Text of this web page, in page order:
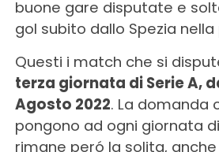
buone gare disputate e
gol subito dallo Spezia
Questi i match che si
terza giornata di Serie A,
Agosto 2022. La domanda
pongono ad ogni giornata
rimane peró la solita,